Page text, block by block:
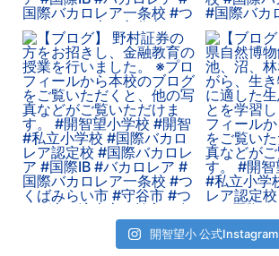
開智望小 公式Instagram